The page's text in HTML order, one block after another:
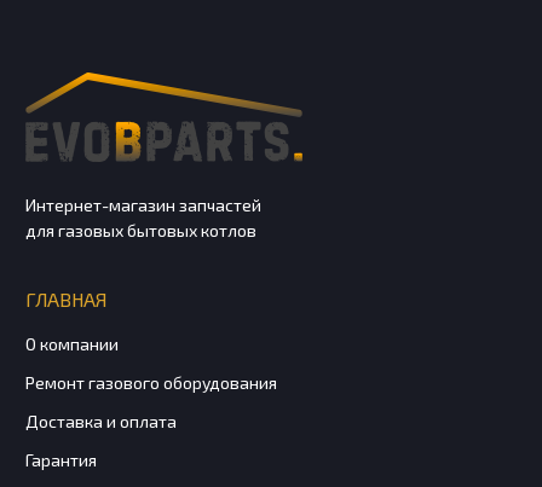
Интернет-магазин запчастей
для газовых бытовых котлов
ГЛАВНАЯ
О компании
Ремонт газового оборудования
Доставка и оплата
Гарантия